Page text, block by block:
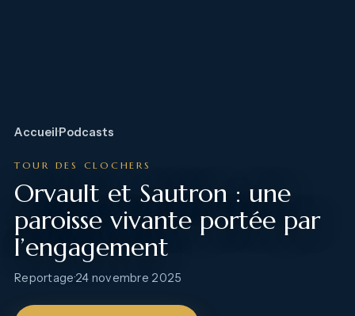
Accueil·Podcasts
TOUR DES CLOCHERS
Orvault et Sautron : une
paroisse vivante portée par
l’engagement
Reportage·24 novembre 2025